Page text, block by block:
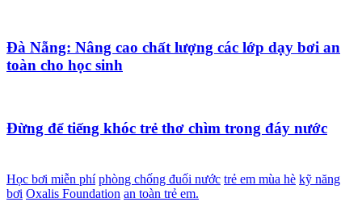
Đà Nẵng: Nâng cao chất lượng các lớp dạy bơi an
toàn cho học sinh
Đừng để tiếng khóc trẻ thơ chìm trong đáy nước
Học bơi miễn phí phòng chống đuối nước trẻ em mùa hè kỹ năng
bơi Oxalis Foundation an toàn trẻ em.